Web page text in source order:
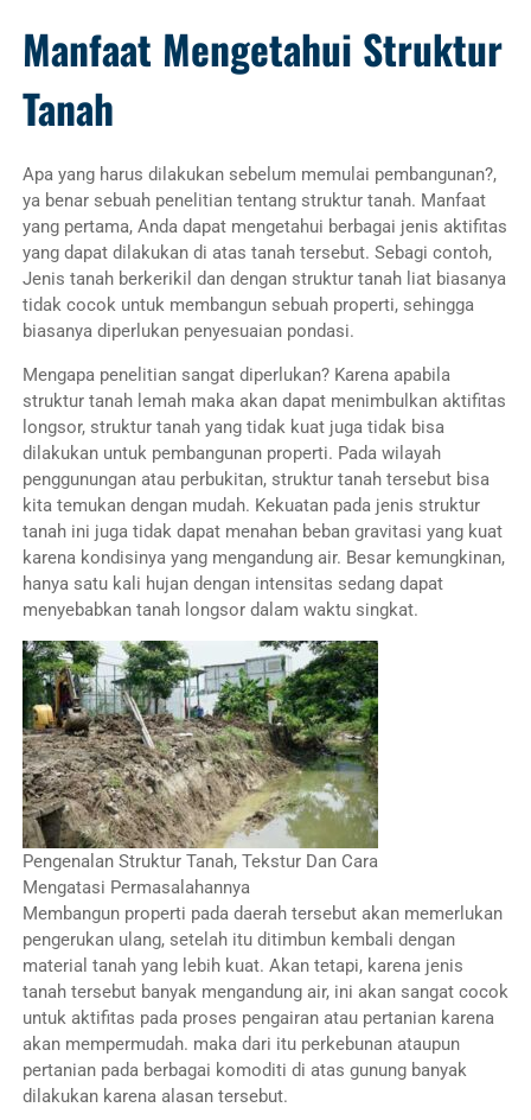
Manfaat Mengetahui Struktur
Tanah
Apa yang harus dilakukan sebelum memulai pembangunan?,
ya benar sebuah penelitian tentang struktur tanah. Manfaat
yang pertama, Anda dapat mengetahui berbagai jenis aktifitas
yang dapat dilakukan di atas tanah tersebut. Sebagi contoh,
Jenis tanah berkerikil dan dengan struktur tanah liat biasanya
tidak cocok untuk membangun sebuah properti, sehingga
biasanya diperlukan penyesuaian pondasi.
Mengapa penelitian sangat diperlukan? Karena apabila
struktur tanah lemah maka akan dapat menimbulkan aktifitas
longsor, struktur tanah yang tidak kuat juga tidak bisa
dilakukan untuk pembangunan properti. Pada wilayah
penggunungan atau perbukitan, struktur tanah tersebut bisa
kita temukan dengan mudah. Kekuatan pada jenis struktur
tanah ini juga tidak dapat menahan beban gravitasi yang kuat
karena kondisinya yang mengandung air. Besar kemungkinan,
hanya satu kali hujan dengan intensitas sedang dapat
menyebabkan tanah longsor dalam waktu singkat.
Pengenalan Struktur Tanah, Tekstur Dan Cara
Mengatasi Permasalahannya
Membangun properti pada daerah tersebut akan memerlukan
pengerukan ulang, setelah itu ditimbun kembali dengan
material tanah yang lebih kuat. Akan tetapi, karena jenis
tanah tersebut banyak mengandung air, ini akan sangat cocok
untuk aktifitas pada proses pengairan atau pertanian karena
akan mempermudah. maka dari itu perkebunan ataupun
pertanian pada berbagai komoditi di atas gunung banyak
dilakukan karena alasan tersebut.